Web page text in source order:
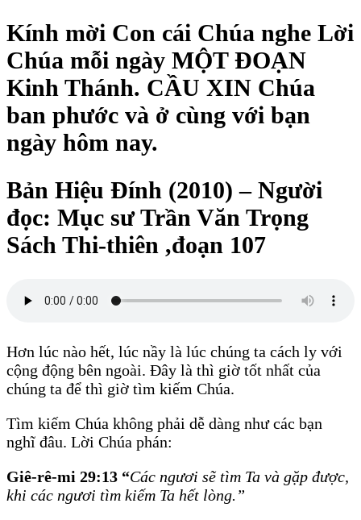
Kính mời Con cái Chúa nghe Lời
Chúa mỗi ngày MỘT ĐOẠN
Kinh Thánh. CẦU XIN Chúa
ban phước và ở cùng với bạn
ngày hôm nay.
Bản Hiệu Đính (2010) – Người
đọc: Mục sư Trần Văn Trọng
Sách Thi-thiên ,đoạn 107
Hơn lúc nào hết, lúc nầy là lúc chúng ta cách ly với
cộng động bên ngoài. Đây là thì giờ tốt nhất của
chúng ta để thì giờ tìm kiếm Chúa.
Tìm kiếm Chúa không phải dễ dàng như các bạn
nghĩ đâu. Lời Chúa phán:
Giê-rê-mi 29:13 “Các ngươi sẽ tìm Ta và gặp được,
khi các ngươi tìm kiếm Ta hết lòng.”